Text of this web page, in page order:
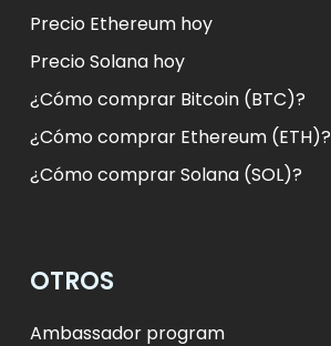
Precio Ethereum hoy
Precio Solana hoy
¿Cómo comprar Bitcoin (BTC)?
¿Cómo comprar Ethereum (ETH)?
¿Cómo comprar Solana (SOL)?
OTROS
Ambassador program